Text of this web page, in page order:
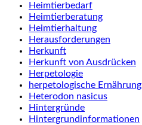
Heimtierbedarf
Heimtierberatung
Heimtierhaltung
Herausforderungen
Herkunft
Herkunft von Ausdrücken
Herpetologie
herpetologische Ernährung
Heterodon nasicus
Hintergründe
Hintergrundinformationen